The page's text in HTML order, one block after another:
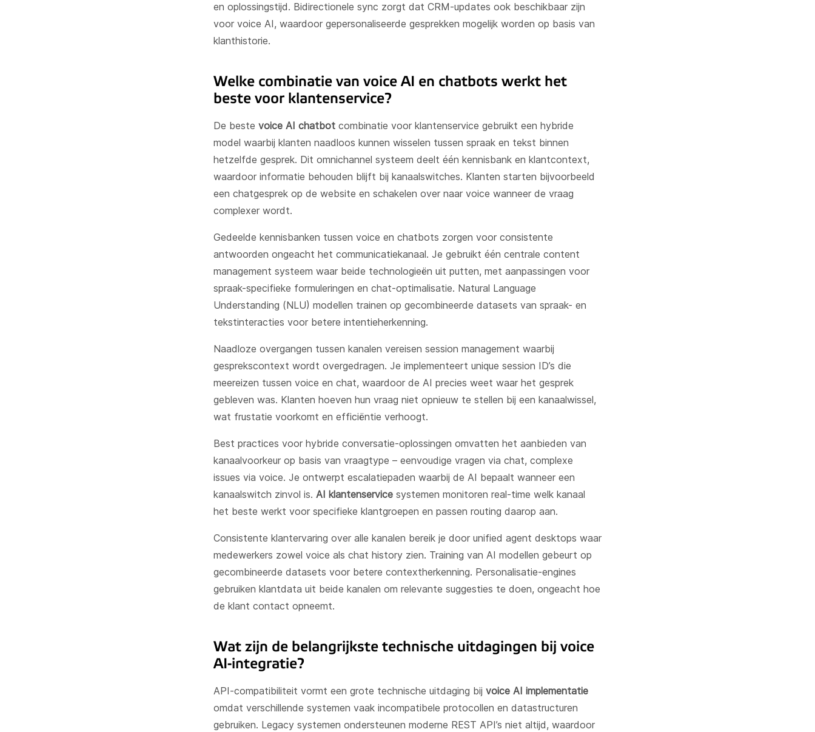
en oplossingstijd. Bidirectionele sync zorgt dat CRM-updates ook beschikbaar zijn
voor voice AI, waardoor gepersonaliseerde gesprekken mogelijk worden op basis van
klanthistorie.
Welke combinatie van voice AI en chatbots werkt het
beste voor klantenservice?
De beste voice AI chatbot combinatie voor klantenservice gebruikt een hybride
model waarbij klanten naadloos kunnen wisselen tussen spraak en tekst binnen
hetzelfde gesprek. Dit omnichannel systeem deelt één kennisbank en klantcontext,
waardoor informatie behouden blijft bij kanaalswitches. Klanten starten bijvoorbeeld
een chatgesprek op de website en schakelen over naar voice wanneer de vraag
complexer wordt.
Gedeelde kennisbanken tussen voice en chatbots zorgen voor consistente
antwoorden ongeacht het communicatiekanaal. Je gebruikt één centrale content
management systeem waar beide technologieën uit putten, met aanpassingen voor
spraak-specifieke formuleringen en chat-optimalisatie. Natural Language
Understanding (NLU) modellen trainen op gecombineerde datasets van spraak- en
tekstinteracties voor betere intentieherkenning.
Naadloze overgangen tussen kanalen vereisen session management waarbij
gesprekscontext wordt overgedragen. Je implementeert unique session ID’s die
meereizen tussen voice en chat, waardoor de AI precies weet waar het gesprek
gebleven was. Klanten hoeven hun vraag niet opnieuw te stellen bij een kanaalwissel,
wat frustatie voorkomt en efficiëntie verhoogt.
Best practices voor hybride conversatie-oplossingen omvatten het aanbieden van
kanaalvoorkeur op basis van vraagtype – eenvoudige vragen via chat, complexe
issues via voice. Je ontwerpt escalatiepaden waarbij de AI bepaalt wanneer een
kanaalswitch zinvol is. AI klantenservice systemen monitoren real-time welk kanaal
het beste werkt voor specifieke klantgroepen en passen routing daarop aan.
Consistente klantervaring over alle kanalen bereik je door unified agent desktops waar
medewerkers zowel voice als chat history zien. Training van AI modellen gebeurt op
gecombineerde datasets voor betere contextherkenning. Personalisatie-engines
gebruiken klantdata uit beide kanalen om relevante suggesties te doen, ongeacht hoe
de klant contact opneemt.
Wat zijn de belangrijkste technische uitdagingen bij voice
AI-integratie?
API-compatibiliteit vormt een grote technische uitdaging bij voice AI implementatie
omdat verschillende systemen vaak incompatibele protocollen en datastructuren
gebruiken. Legacy systemen ondersteunen moderne REST API’s niet altijd, waardoor